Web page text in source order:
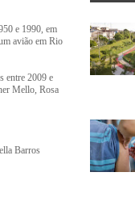
e 1990, em
avião em Rio
entre 2009 e
Mello, Rosa
Barros